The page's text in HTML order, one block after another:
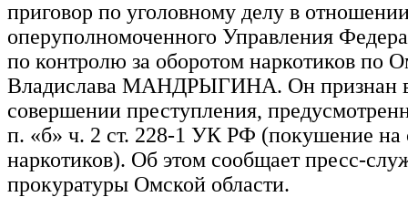
приговор по уголовному делу в
оперуполномоченного Управления
по контролю за оборотом наркотиков по
Владислава МАНДРЫГИНА. Он признан
совершении преступления,
п. «б» ч. 2 ст. 228-1 УК РФ (покушение на
наркотиков). Об этом сообщает пресс-
прокуратуры Омской области.